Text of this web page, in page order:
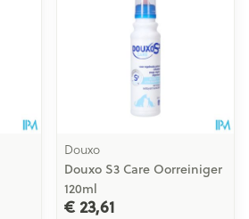
Douxo
Douxo S3 Care Oorreiniger
120ml
€ 23,61